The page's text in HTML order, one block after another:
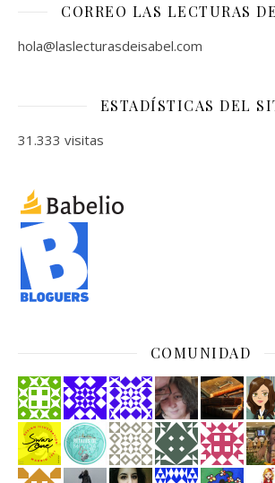
CORREO LAS LECTURAS
hola@laslecturasdeisabel.com
ESTADÍSTICAS DEL
31.333 visitas
COMUNIDAD